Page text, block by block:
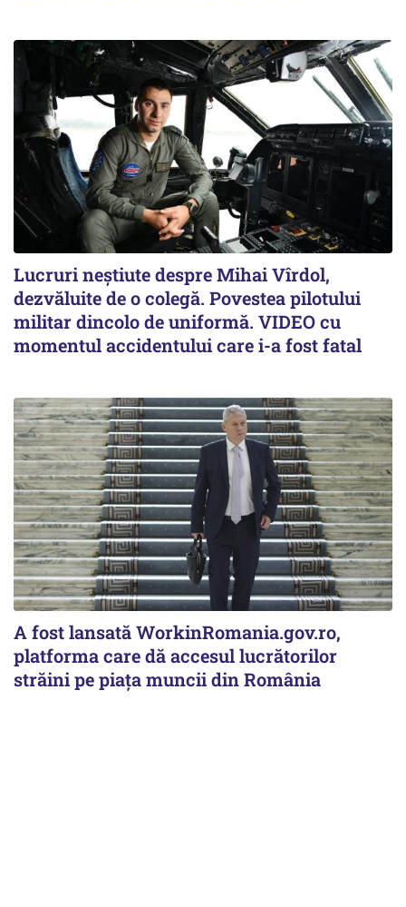
Lucruri neștiute despre Mihai Vîrdol,
dezvăluite de o colegă. Povestea pilotului
militar dincolo de uniformă. VIDEO cu
momentul accidentului care i-a fost fatal
A fost lansată WorkinRomania.gov.ro,
platforma care dă accesul lucrătorilor
străini pe piața muncii din România